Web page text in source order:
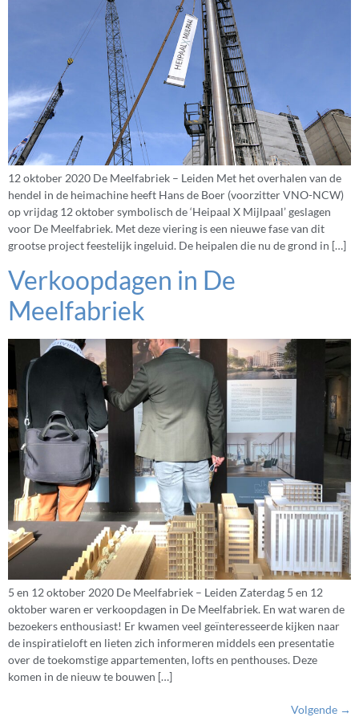
12 oktober 2020 De Meelfabriek – Leiden Met het overhalen van de
hendel in de heimachine heeft Hans de Boer (voorzitter VNO-NCW)
op vrijdag 12 oktober symbolisch de ‘Heipaal X Mijlpaal’ geslagen
voor De Meelfabriek. Met deze viering is een nieuwe fase van dit
grootse project feestelijk ingeluid. De heipalen die nu de grond in […]
Verkoopdagen in De
Meelfabriek
5 en 12 oktober 2020 De Meelfabriek – Leiden Zaterdag 5 en 12
oktober waren er verkoopdagen in De Meelfabriek. En wat waren de
bezoekers enthousiast! Er kwamen veel geïnteresseerde kijken naar
de inspiratieloft en lieten zich informeren middels een presentatie
over de toekomstige appartementen, lofts en penthouses. Deze
komen in de nieuw te bouwen […]
Volgende →